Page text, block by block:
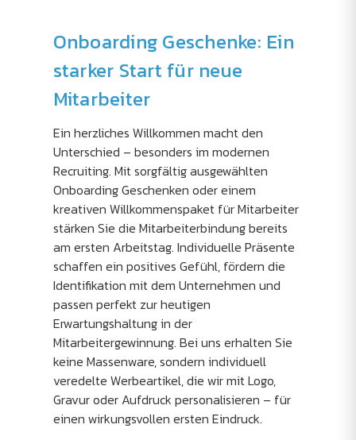
Onboarding Geschenke: Ein
starker Start für neue
Mitarbeiter
Ein herzliches Willkommen macht den
Unterschied – besonders im modernen
Recruiting. Mit sorgfältig ausgewählten
Onboarding Geschenken oder einem
kreativen Willkommenspaket für Mitarbeiter
stärken Sie die Mitarbeiterbindung bereits
am ersten Arbeitstag. Individuelle Präsente
schaffen ein positives Gefühl, fördern die
Identifikation mit dem Unternehmen und
passen perfekt zur heutigen
Erwartungshaltung in der
Mitarbeitergewinnung. Bei uns erhalten Sie
keine Massenware, sondern individuell
veredelte Werbeartikel, die wir mit Logo,
Gravur oder Aufdruck personalisieren – für
einen wirkungsvollen ersten Eindruck.